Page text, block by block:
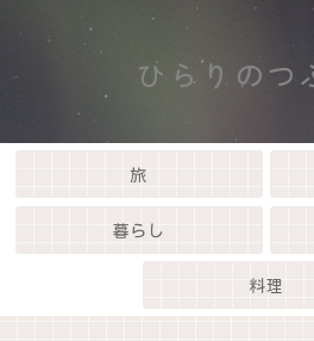
ひらりのつ
旅
暮らし
料理